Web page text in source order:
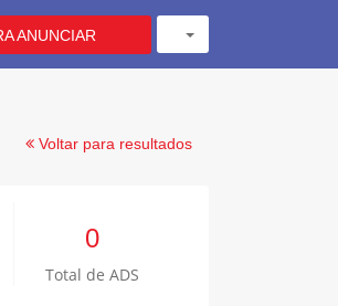
ANUNCIAR
Voltar para resultados
0
Total de ADS